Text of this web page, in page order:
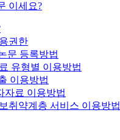
이세요?
권한
문 등록방법
유형별 이용방법
이용방법
자료 이용방법
취약계층 서비스 이용방법